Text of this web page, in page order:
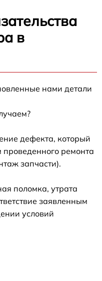
в
нами детали
дефекта, который
ремонта
запчасти).
поломка, утрата
заявленным
условий